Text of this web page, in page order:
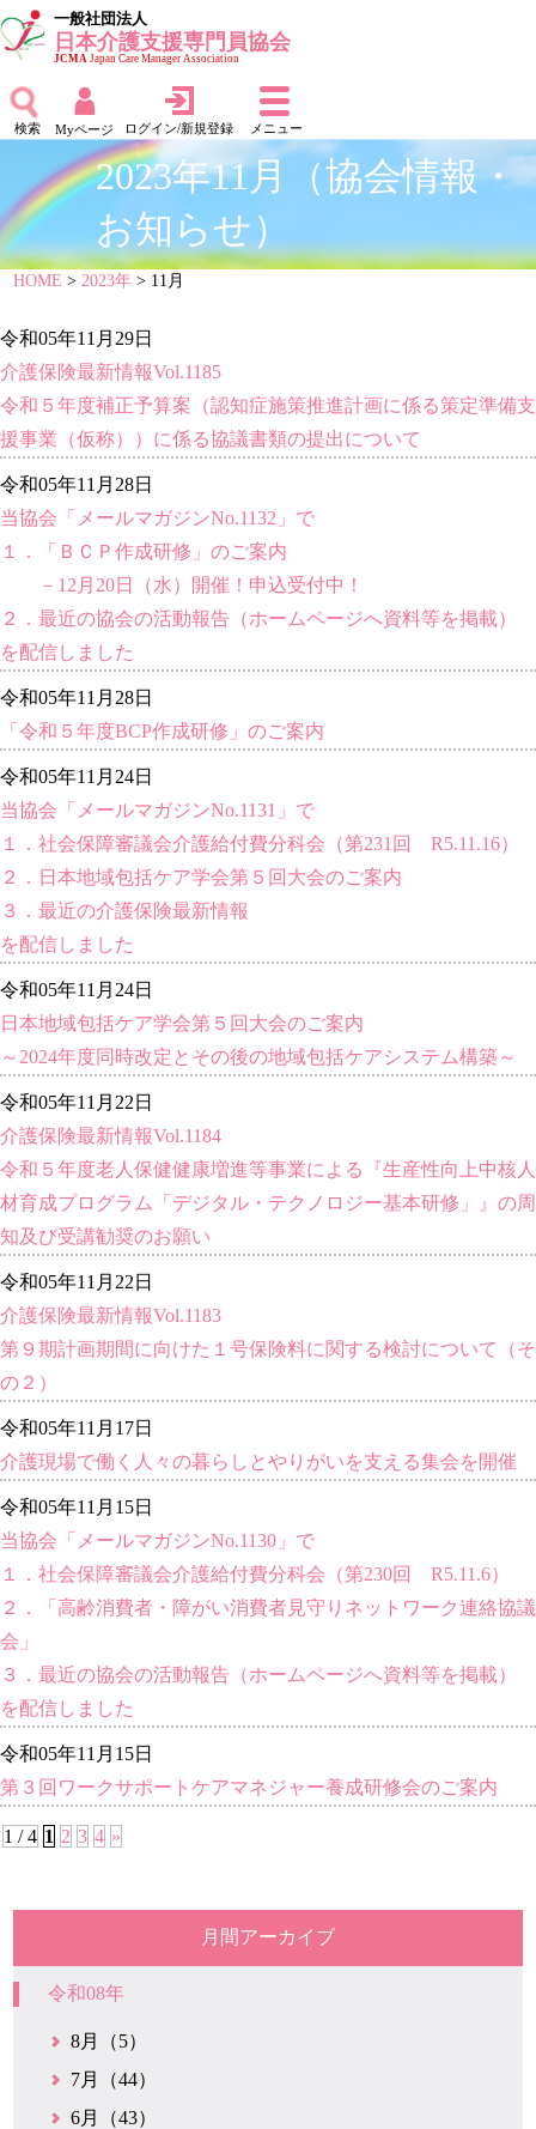
一般社団法人
日本介護支援専門員協会
JCMAJapan Care Manager Association
検索 Myページ ログイン/新規登録 メニュー
2023年11月（協会情報・
お知らせ）
HOME >2023年 > 11月
令和05年11月29日
介護保険最新情報Vol.1185
令和５年度補正予算案（認知症施策推進計画に係る策定準備支
援事業（仮称））に係る協議書類の提出について
令和05年11月28日
当協会「メールマガジンNo.1132」で
１．「ＢＣＰ作成研修」のご案内
－12月20日（水）開催！申込受付中！
２．最近の協会の活動報告（ホームページへ資料等を掲載）
を配信しました
令和05年11月28日
「令和５年度BCP作成研修」のご案内
令和05年11月24日
当協会「メールマガジンNo.1131」で
１．社会保障審議会介護給付費分科会（第231回 R5.11.16）
２．日本地域包括ケア学会第５回大会のご案内
３．最近の介護保険最新情報
を配信しました
令和05年11月24日
日本地域包括ケア学会第５回大会のご案内
～2024年度同時改定とその後の地域包括ケアシステム構築～
令和05年11月22日
介護保険最新情報Vol.1184
令和５年度老人保健健康増進等事業による『生産性向上中核人
材育成プログラム「デジタル・テクノロジー基本研修」』の周
知及び受講勧奨のお願い
令和05年11月22日
介護保険最新情報Vol.1183
第９期計画期間に向けた１号保険料に関する検討について（そ
の２）
令和05年11月17日
介護現場で働く人々の暮らしとやりがいを支える集会を開催
令和05年11月15日
当協会「メールマガジンNo.1130」で
１．社会保障審議会介護給付費分科会（第230回 R5.11.6）
２．「高齢消費者・障がい消費者見守りネットワーク連絡協議
会」
３．最近の協会の活動報告（ホームページへ資料等を掲載）
を配信しました
令和05年11月15日
第３回ワークサポートケアマネジャー養成研修会のご案内
1 / 4 1 2 3 4 »
月間アーカイブ
令和08年
8月（5）
7月（44）
6月（43）